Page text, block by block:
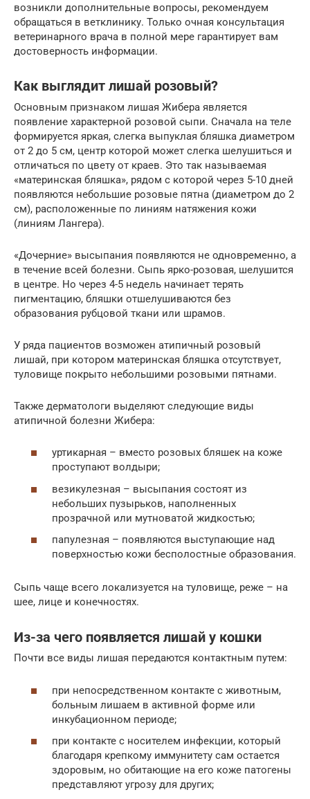
возникли дополнительные вопросы, рекомендуем
обращаться в ветклинику. Только очная консультация
ветеринарного врача в полной мере гарантирует вам
достоверность информации.
Как выглядит лишай розовый?
Основным признаком лишая Жибера является
появление характерной розовой сыпи. Сначала на теле
формируется яркая, слегка выпуклая бляшка диаметром
от 2 до 5 см, центр которой может слегка шелушиться и
отличаться по цвету от краев. Это так называемая
«материнская бляшка», рядом с которой через 5-10 дней
появляются небольшие розовые пятна (диаметром до 2
см), расположенные по линиям натяжения кожи
(линиям Лангера).
«Дочерние» высыпания появляются не одновременно, а
в течение всей болезни. Сыпь ярко-розовая, шелушится
в центре. Но через 4-5 недель начинает терять
пигментацию, бляшки отшелушиваются без
образования рубцовой ткани или шрамов.
У ряда пациентов возможен атипичный розовый
лишай, при котором материнская бляшка отсутствует,
туловище покрыто небольшими розовыми пятнами.
Также дерматологи выделяют следующие виды
атипичной болезни Жибера:
уртикарная – вместо розовых бляшек на коже
проступают волдыри;
везикулезная – высыпания состоят из
небольших пузырьков, наполненных
прозрачной или мутноватой жидкостью;
папулезная – появляются выступающие над
поверхностью кожи бесполостные образования.
Сыпь чаще всего локализуется на туловище, реже – на
шее, лице и конечностях.
Из-за чего появляется лишай у кошки
Почти все виды лишая передаются контактным путем:
при непосредственном контакте с животным,
больным лишаем в активной форме или
инкубационном периоде;
при контакте с носителем инфекции, который
благодаря крепкому иммунитету сам остается
здоровым, но обитающие на его коже патогены
представляют угрозу для других;